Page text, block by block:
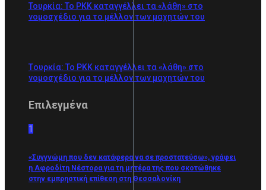
Τουρκία: Το PKK καταγγέλλει τα «λάθη» στο
νομοσχέδιο για το μέλλον των μαχητών του
Tουρκία: Το PKK καταγγέλλει τα «λάθη» στο
νομοσχέδιο για το μέλλον των μαχητών του
Επιλεγμένα
1
«Συγγνώμη που δεν κατάφερα να σε προστατεύσω», γράφει
η Αφροδίτη Νέστορα για τη μητέρα της που σκοτώθηκε
στην εμπρηστική επίθεση στη Θεσσαλονίκη